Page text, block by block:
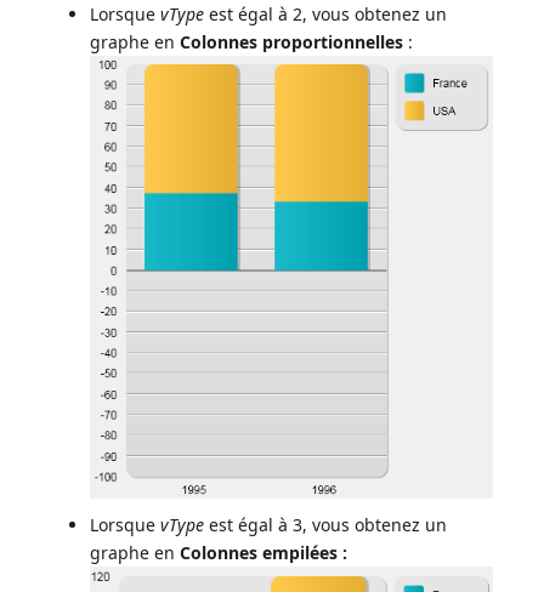
LorsquevType est égal à 2, vous obtenez un
graphe enColonnes proportionnelles :
LorsquevType est égal à 3, vous obtenez un
graphe enColonnes empilées :